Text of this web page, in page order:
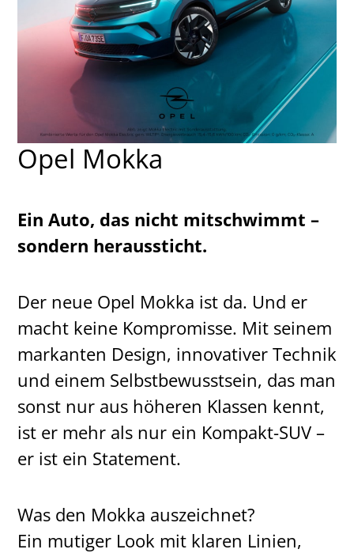
Opel Mokka
Ein Auto, das nicht mitschwimmt –
sondern heraussticht.
Der neue Opel Mokka ist da. Und er
macht keine Kompromisse. Mit seinem
markanten Design, innovativer Technik
und einem Selbstbewusstsein, das man
sonst nur aus höheren Klassen kennt,
ist er mehr als nur ein Kompakt-SUV –
er ist ein Statement.
Was den Mokka auszeichnet?
Ein mutiger Look mit klaren Linien,